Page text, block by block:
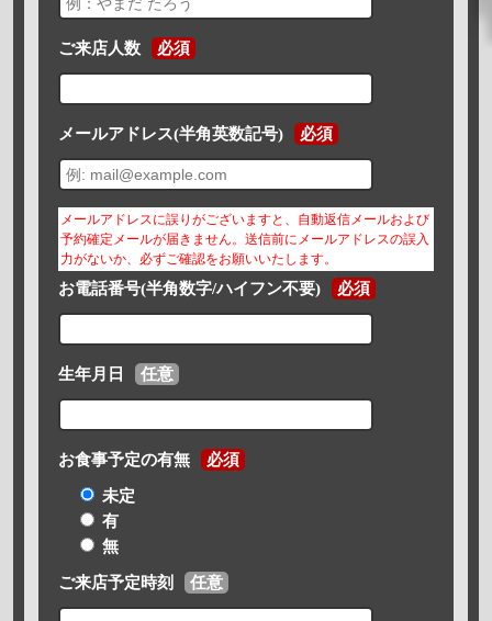
ご来店人数 必須
メールアドレス(半角英数記号) 必須
メールアドレスに誤りがございますと、自動返信メールおよび
予約確定メールが届きません。送信前にメールアドレスの誤入
力がないか、必ずご確認をお願いいたします。
お電話番号(半角数字/ハイフン不要) 必須
生年月日 任意
お食事予定の有無 必須
未定
有
無
ご来店予定時刻 任意